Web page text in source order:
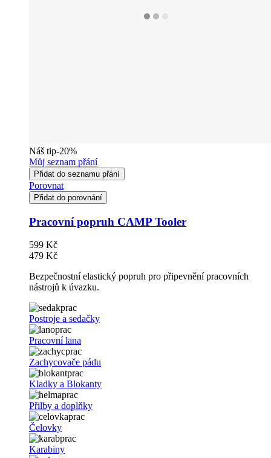
Náš tip-20%
Můj seznam přání
Přidat do seznamu přání
Porovnat
Přidat do porovnání
Pracovní popruh CAMP Tooler
599 Kč
479 Kč
Bezpečnostní elastický popruh pro připevnění pracovních
nástrojů k úvazku.
Postroje a sedačky
Pracovní lana
Zachycovače pádu
Kladky a Blokanty
Přilby a doplňky
Čelovky
Karabiny